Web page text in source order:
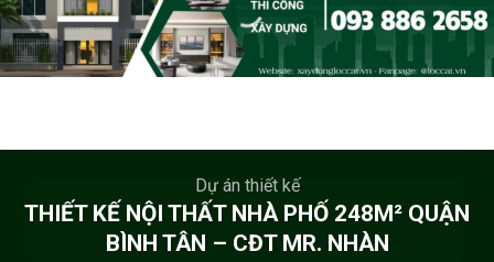
Dự án thiết kế
THIẾT KẾ NỘI THẤT NHÀ PHỐ 248M² QUẬN
BÌNH TÂN – CĐT MR. NHÀN